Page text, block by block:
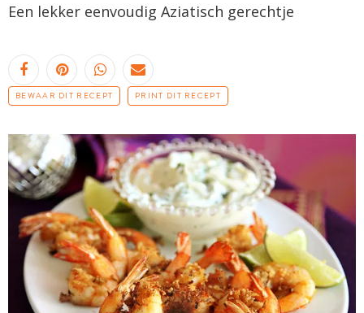
Een lekker eenvoudig Aziatisch gerechtje
BEWAAR DIT RECEPT PRINT DIT RECEPT